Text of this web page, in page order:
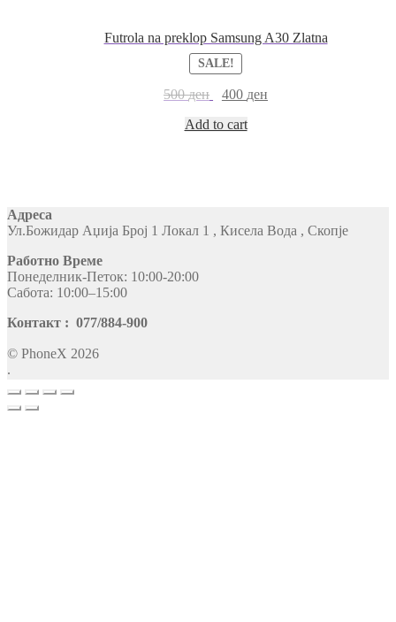
Futrola na preklop Samsung A30 Zlatna
SALE!
500ден 400 ден
Add to cart
Адреса
Ул.Божидар Аџија Број 1 Локал 1 , Кисела Вода , Скопје
Работно Време
Понеделник-Петок: 10:00-20:00
Сабота: 10:00–15:00
Контакт : 077/884-900
© PhoneX 2026
.